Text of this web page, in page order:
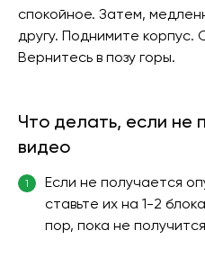
спокойное. Затем,
другу. Поднимите корпус.
Вернитесь в позу горы.
Что делать, если не
видео
1
Если не получается
ставьте их на 1-2
пор, пока не